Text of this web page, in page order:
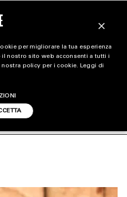
STYLE
SOLDOUTSERVICE
×
per migliorare la tua esperienza
nostro sito web acconsenti a tutti i
policy per i cookie. Leggi di